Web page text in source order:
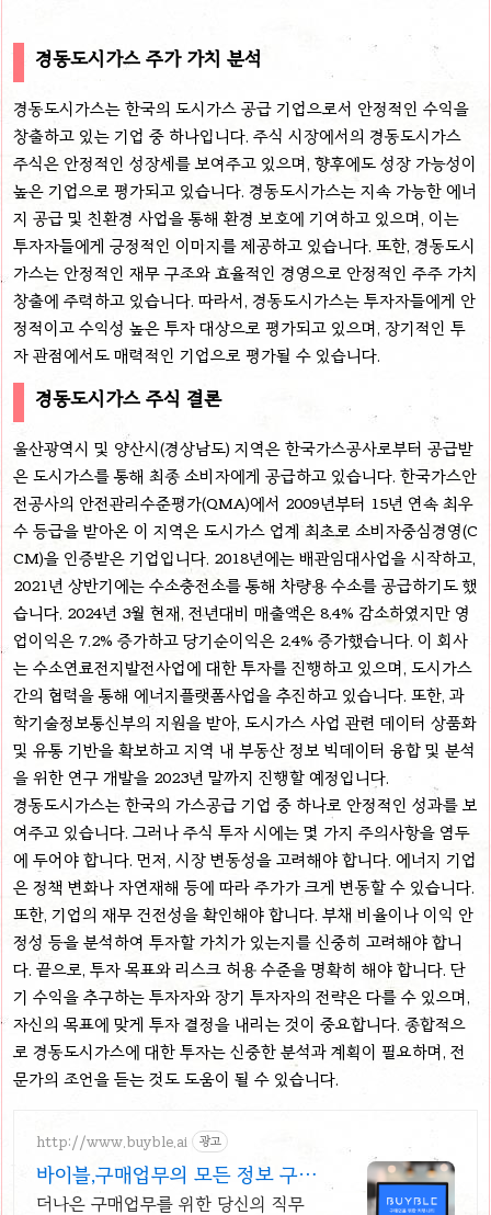
경동도시가스 주가 가치 분석
경동도시가스는 한국의 도시가스 공급 기업으로서 안정적인 수익을
창출하고 있는 기업 중 하나입니다. 주식 시장에서의 경동도시가스
주식은 안정적인 성장세를 보여주고 있으며, 향후에도 성장 가능성이
높은 기업으로 평가되고 있습니다. 경동도시가스는 지속 가능한 에너
지 공급 및 친환경 사업을 통해 환경 보호에 기여하고 있으며, 이는
투자자들에게 긍정적인 이미지를 제공하고 있습니다. 또한, 경동도시
가스는 안정적인 재무 구조와 효율적인 경영으로 안정적인 주주 가치
창출에 주력하고 있습니다. 따라서, 경동도시가스는 투자자들에게 안
정적이고 수익성 높은 투자 대상으로 평가되고 있으며, 장기적인 투
자 관점에서도 매력적인 기업으로 평가될 수 있습니다.
경동도시가스 주식 결론
울산광역시 및 양산시(경상남도) 지역은 한국가스공사로부터 공급받
은 도시가스를 통해 최종 소비자에게 공급하고 있습니다. 한국가스안
전공사의 안전관리수준평가(QMA)에서 2009년부터 15년 연속 최우
수 등급을 받아온 이 지역은 도시가스 업계 최초로 소비자중심경영(C
CM)을 인증받은 기업입니다. 2018년에는 배관임대사업을 시작하고,
2021년 상반기에는 수소충전소를 통해 차량용 수소를 공급하기도 했
습니다. 2024년 3월 현재, 전년대비 매출액은 8.4% 감소하였지만 영
업이익은 7.2% 증가하고 당기순이익은 2.4% 증가했습니다. 이 회사
는 수소연료전지발전사업에 대한 투자를 진행하고 있으며, 도시가스
간의 협력을 통해 에너지플랫폼사업을 추진하고 있습니다. 또한, 과
학기술정보통신부의 지원을 받아, 도시가스 사업 관련 데이터 상품화
및 유통 기반을 확보하고 지역 내 부동산 정보 빅데이터 융합 및 분석
을 위한 연구 개발을 2023년 말까지 진행할 예정입니다.
경동도시가스는 한국의 가스공급 기업 중 하나로 안정적인 성과를 보
여주고 있습니다. 그러나 주식 투자 시에는 몇 가지 주의사항을 염두
에 두어야 합니다. 먼저, 시장 변동성을 고려해야 합니다. 에너지 기업
은 정책 변화나 자연재해 등에 따라 주가가 크게 변동할 수 있습니다.
또한, 기업의 재무 건전성을 확인해야 합니다. 부채 비율이나 이익 안
정성 등을 분석하여 투자할 가치가 있는지를 신중히 고려해야 합니
다. 끝으로, 투자 목표와 리스크 허용 수준을 명확히 해야 합니다. 단
기 수익을 추구하는 투자자와 장기 투자자의 전략은 다를 수 있으며,
자신의 목표에 맞게 투자 결정을 내리는 것이 중요합니다. 종합적으
로 경동도시가스에 대한 투자는 신중한 분석과 계획이 필요하며, 전
문가의 조언을 듣는 것도 도움이 될 수 있습니다.
http://www.buyble.ai 광고
바이블,구매업무의 모든 정보 구매
업무를 더 가능하게
더나은 구매업무를 위한 당신의 직무